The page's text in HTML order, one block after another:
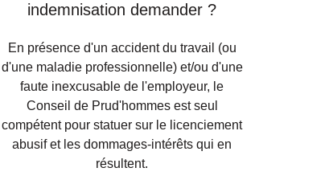
indemnisation demander ?
En présence d'un accident du travail (ou
d'une maladie professionnelle) et/ou d'une
faute inexcusable de l'employeur, le
Conseil de Prud'hommes est seul
compétent pour statuer sur le licenciement
abusif et les dommages-intérêts qui en
résultent.